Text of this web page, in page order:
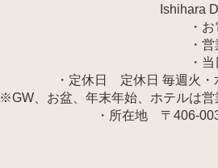
Ishihara
・
・
・
・定休日 定休日 毎週火・
※GW、お盆、年末年始、ホテルは営
・所在地 〒406-